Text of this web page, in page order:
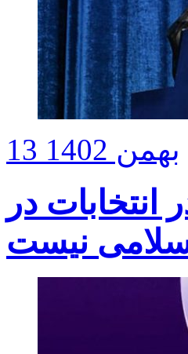
13 بهمن 1402
در
نیست